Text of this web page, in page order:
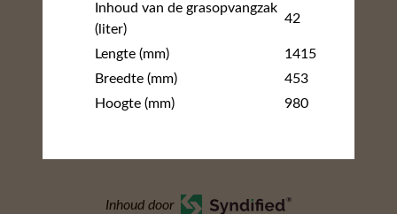
Inhoud van de grasopvangzak
(liter)
42
Lengte (mm)
1415
Breedte (mm)
453
Hoogte (mm)
980
Inhoud door